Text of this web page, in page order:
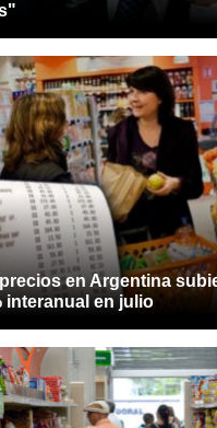
en Argentina
interanual en julio